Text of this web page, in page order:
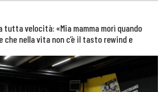
tutta velocità: «Mia mamma morì quando
che nella vita non c’è il tasto rewind e